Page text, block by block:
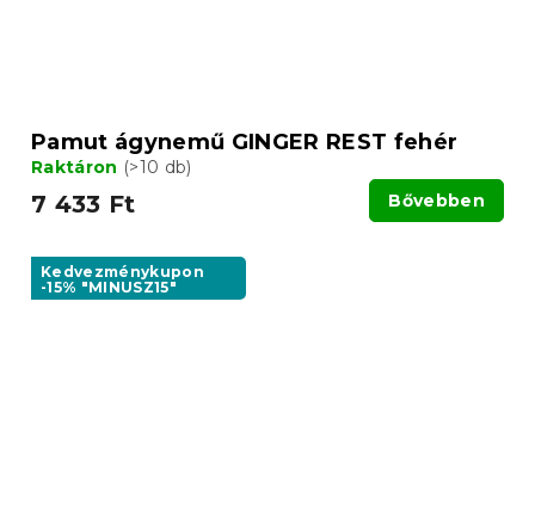
Pamut ágynemű GINGER REST fehér
Raktáron (>10 db)
7 433 Ft Bővebben
Kedvezménykupon
-15% "MINUSZ15"